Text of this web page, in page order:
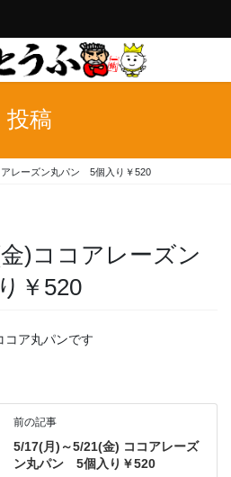
投稿
アレーズン丸パン 5個入り￥520
)ココアレーズン
￥520
コア丸パンです
前の記事
5/17(月)～5/21(金) ココアレーズ
ン丸パン 5個入り￥520